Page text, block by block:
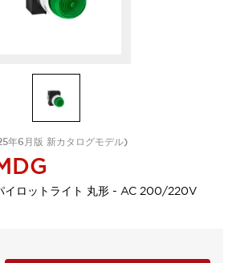
6月版 新カタログモデル)
イロットライト 丸形 - AC 200/220V